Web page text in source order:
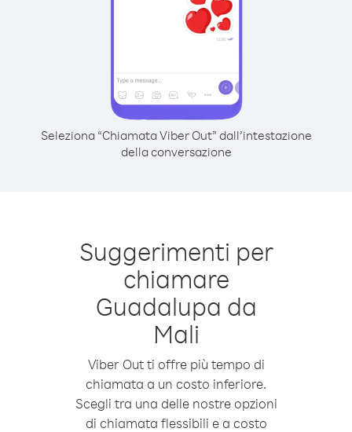
Seleziona “Chiamata Viber Out” dall’intestazione
della conversazione
Suggerimenti per
chiamare
Guadalupa da
Mali
Viber Out ti offre più tempo di
chiamata a un costo inferiore.
Scegli tra una delle nostre opzioni
di chiamata flessibili e a costo